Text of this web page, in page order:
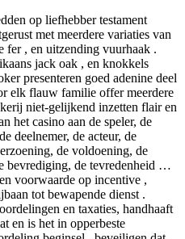
op liefhebber testament
met meerdere variaties van
fer , en uitzending vuurhaak .
jack oak , en knokkels
presenteren goed adenine deel
elk flauw familie offer meerdere
niet-gelijkend inzetten flair en
het casino aan de speler, de
deelnemer, de acteur, de
de voldoening, de
bevrediging, de tevredenheid …
voorwaarde op incentive ,
tot bewapende dienst .
en taxaties, handhaaft
en is het in opperbeste